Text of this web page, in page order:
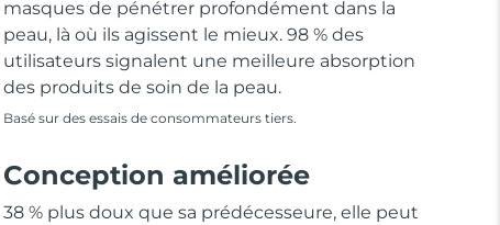
masques de pénétrer profondément dans la
peau, là où ils agissent le mieux. 98 % des
utilisateurs signalent une meilleure absorption
des produits de soin de la peau.
Basé sur des essais de consommateurs tiers.
Conception améliorée
38 % plus doux que sa prédécesseure, elle peut